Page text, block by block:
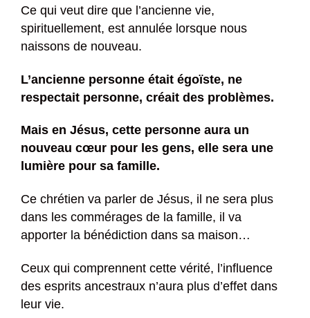
Ce qui veut dire que l’ancienne vie,
spirituellement, est annulée lorsque nous
naissons de nouveau.
L’ancienne personne était égoïste, ne
respectait personne, créait des problèmes.
Mais en Jésus, cette personne aura un
nouveau cœur pour les gens, elle sera une
lumière pour sa famille.
Ce chrétien va parler de Jésus, il ne sera plus
dans les commérages de la famille, il va
apporter la bénédiction dans sa maison…
Ceux qui comprennent cette vérité, l’influence
des esprits ancestraux n’aura plus d’effet dans
leur vie.